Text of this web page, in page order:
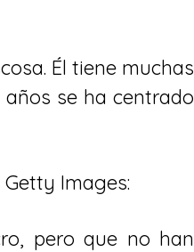
Él tiene muchas
se ha centrado
Images:
pero que no han